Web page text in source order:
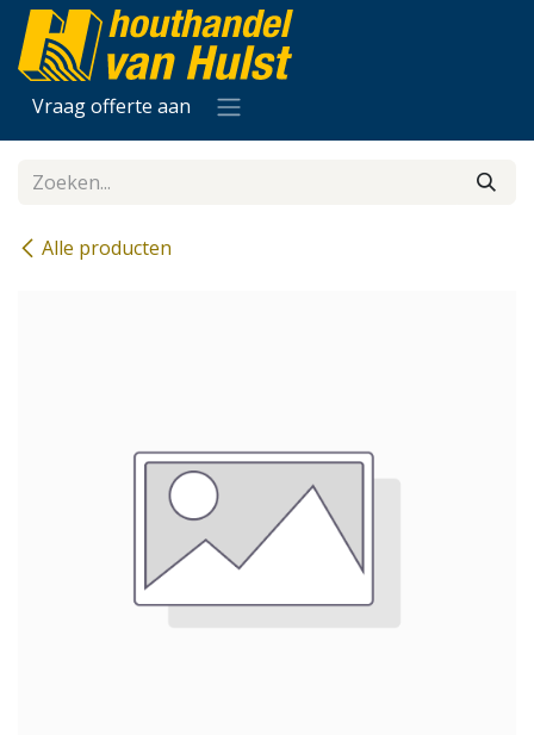
Overslaan naar inhoud
Vraag offerte aan
Alle producten